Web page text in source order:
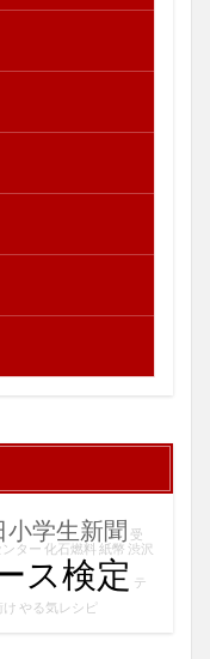
小学生新聞 受
ター 化石燃料 紙幣 渋沢
ス検定 テ
け やる気レシピ